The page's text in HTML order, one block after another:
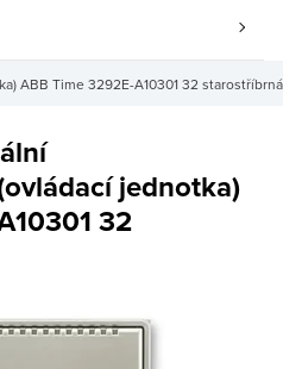
ABB Time 3292E-A10301 32 starostříbrná
jednotka)
32